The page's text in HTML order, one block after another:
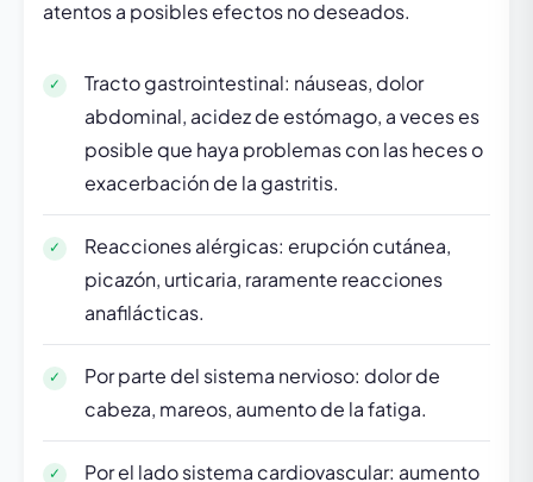
atentos a posibles efectos no deseados.
Tracto gastrointestinal: náuseas, dolor
abdominal, acidez de estómago, a veces es
posible que haya problemas con las heces o
exacerbación de la gastritis.
Reacciones alérgicas: erupción cutánea,
picazón, urticaria, raramente reacciones
anafilácticas.
Por parte del sistema nervioso: dolor de
cabeza, mareos, aumento de la fatiga.
Por el lado sistema cardiovascular: aumento